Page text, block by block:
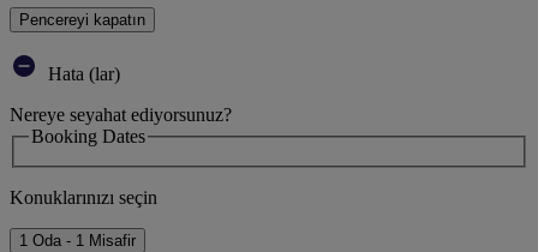
Pencereyi kapatın
Hata (lar)
Nereye seyahat ediyorsunuz?
Booking Dates
Konuklarınızı seçin
1 Oda - 1 Misafir